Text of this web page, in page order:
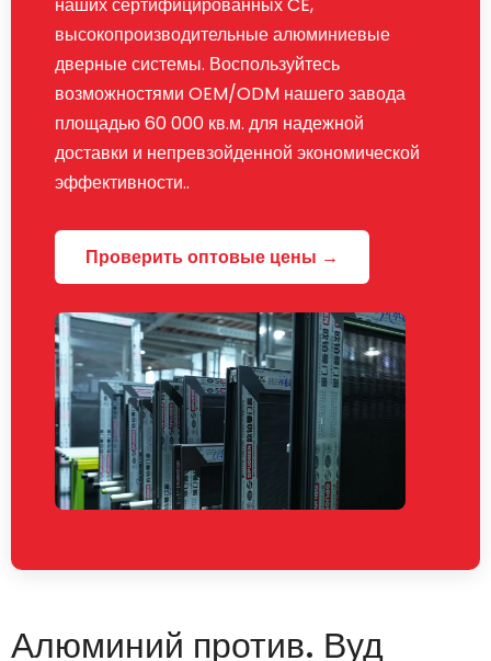
наших сертифицированных CE,
высокопроизводительные алюминиевые
дверные системы. Воспользуйтесь
возможностями OEM/ODM нашего завода
площадью 60 000 кв.м. для надежной
доставки и непревзойденной экономической
эффективности..
Проверить оптовые цены →
Алюминий против. Вуд